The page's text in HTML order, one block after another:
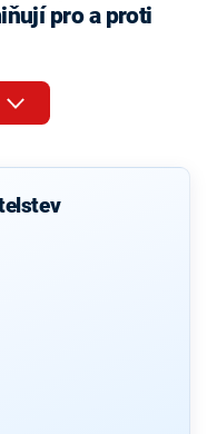
pro a proti